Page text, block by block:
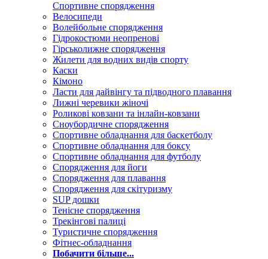
Спортивне спорядження
Велосипеди
Волейбольне спорядження
Гідрокостюми неопренові
Гірськолижне спорядження
Жилети для водних видів спорту
Каски
Кімоно
Ласти для дайвінгу та підводного плавання
Лижні черевики жіночі
Роликові ковзани та інлайн-ковзани
Сноубордичне спорядження
Спортивне обладнання для баскетболу
Спортивне обладнання для боксу
Спортивне обладнання для футболу
Спорядження для йоги
Спорядження для плавання
Спорядження для скітуризму
SUP дошки
Тенісне спорядження
Трекінгові палиці
Туристичне спорядження
Фітнес-обладнання
Побачити більше...